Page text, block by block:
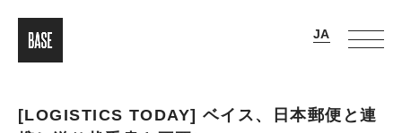
[LOGISTICS TODAY] ベイス、日本郵便と連